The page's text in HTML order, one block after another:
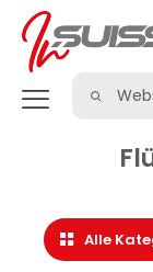
Alle